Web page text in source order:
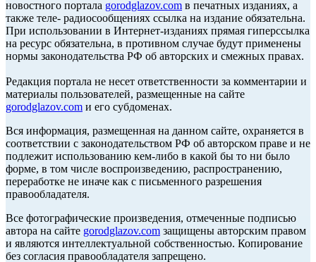
новостного портала gorodglazov.com в печатных изданиях, а
также теле- радиосообщениях ссылка на издание обязательна.
При использовании в Интернет-изданиях прямая гиперссылка
на ресурс обязательна, в противном случае будут применены
нормы законодательства РФ об авторских и смежных правах.
Редакция портала не несет ответственности за комментарии и
материалы пользователей, размещенные на сайте
gorodglazov.com и его субдоменах.
Вся информация, размещенная на данном сайте, охраняется в
соответствии с законодательством РФ об авторском праве и не
подлежит использованию кем-либо в какой бы то ни было
форме, в том числе воспроизведению, распространению,
переработке не иначе как с письменного разрешения
правообладателя.
Все фотографические произведения, отмеченные подписью
автора на сайте gorodglazov.com защищены авторским правом
и являются интеллектуальной собственностью. Копирование
без согласия правообладателя запрещено.